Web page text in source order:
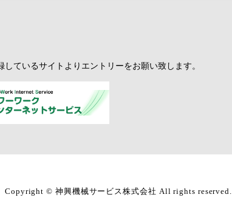
ているサイトよりエントリーをお願い致します。
Copyright © 神興機械サービス株式会社 All rights reserved.